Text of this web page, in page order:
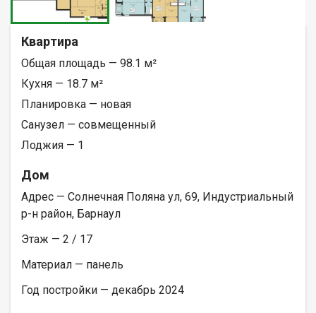
Квартира
Общая площадь — 98.1 м²
Кухня — 18.7 м²
Планировка — новая
Санузел — совмещенный
Лоджия — 1
Дом
Адрес — Солнечная Поляна ул, 69, Индустриальный
р-н район, Барнаул
Этаж — 2 / 17
Материал — панель
Год постройки — декабрь 2024